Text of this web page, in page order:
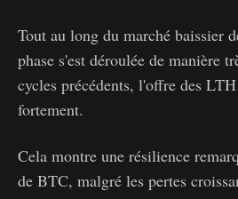
Tout au long du marché baissier
phase s'est déroulée de manière
cycles précédents, l'offre des
fortement.
Cela montre une résilience
de BTC, malgré les pertes